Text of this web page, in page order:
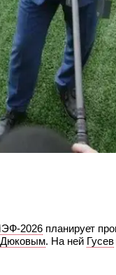
2026 планирует
. На ней Гусев